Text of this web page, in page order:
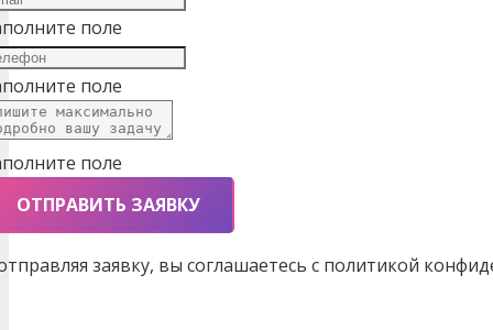
поле
поле
поле
ОТПРАВИТЬ ЗАЯВКУ
заявку, вы соглашаетесь с политикой